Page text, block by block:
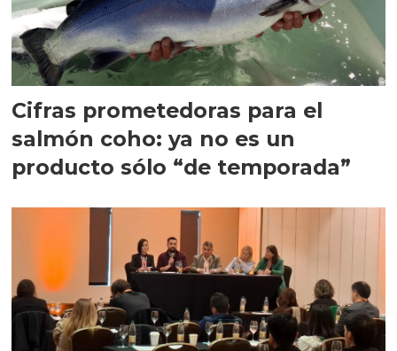
Cifras prometedoras para el
salmón coho: ya no es un
producto sólo “de temporada”